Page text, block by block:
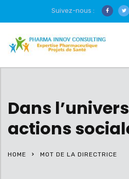
Suivez-nous :
Dans
actions
HOME MOT DE LA DIRECTRICE